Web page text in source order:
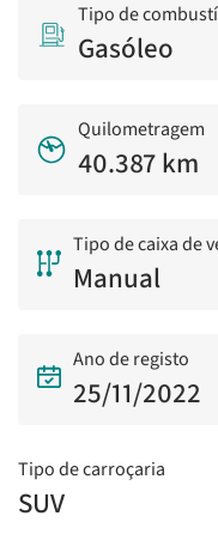
Tipo de
Gasóleo
Quilometragem
40.387 km
Tipo de caixa de
Manual
Ano de registo
25/11/2022
Tipo de carroçaria
SUV